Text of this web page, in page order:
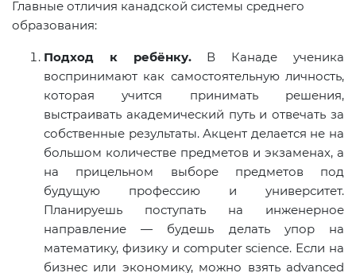
Главные отличия канадской системы среднего
образования:
Подход к ребёнку.В Канаде ученика
воспринимают как самостоятельную личность,
которая учится принимать решения,
выстраивать академический путь и отвечать за
собственные результаты. Акцент делается не на
большом количестве предметов и экзаменах, а
на прицельном выборе предметов под
будущую профессию и университет.
Планируешь поступать на инженерное
направление — будешь делать упор на
математику, физику и computer science. Если на
бизнес или экономику, можно взять advanced